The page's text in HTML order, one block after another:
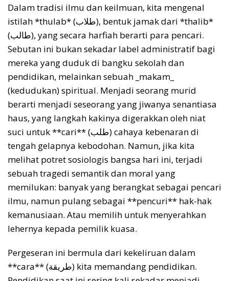
Dalam tradisi ilmu dan keilmuan, kita mengenal
istilah *thulab* (طلاب), bentuk jamak dari *thalib*
(طالب), yang secara harfiah berarti para pencari.
Sebutan ini bukan sekadar label administratif bagi
mereka yang duduk di bangku sekolah dan
pendidikan, melainkan sebuah _makam_
(kedudukan) spiritual. Menjadi seorang murid
berarti menjadi seseorang yang jiwanya senantiasa
haus, yang langkah kakinya digerakkan oleh niat
suci untuk **cari** (طلب) cahaya kebenaran di
tengah gelapnya kebodohan. Namun, jika kita
melihat potret sosiologis bangsa hari ini, terjadi
sebuah tragedi semantik dan moral yang
memilukan: banyak yang berangkat sebagai pencari
ilmu, namun pulang sebagai **pencuri** hak-hak
kemanusiaan. Atau memilih untuk menyerahkan
lehernya kepada pemilik kuasa.
Pergeseran ini bermula dari kekeliruan dalam
**cara** (طريقة) kita memandang pendidikan.